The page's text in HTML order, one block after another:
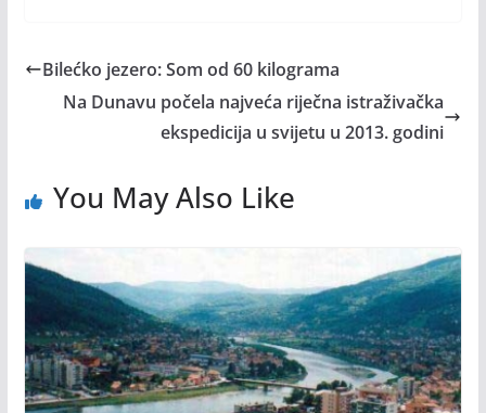
Bilećko jezero: Som od 60 kilograma
Na Dunavu počela najveća riječna istraživačka
ekspedicija u svijetu u 2013. godini
You May Also Like